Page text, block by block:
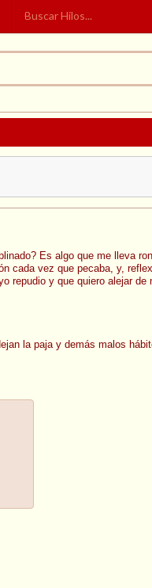
Es algo que me lleva
cada vez que pecaba, y,
repudio y que quiero alejar
la paja y demás malos